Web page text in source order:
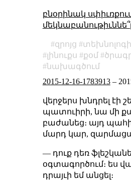
բնօրինակ
զրոյց
լինուքս
քօմ
նախագծում
2015-12-16-1783913–
վերջերս խնդրել էի
պատուիրի, նա մի
բաժանեց։ այդ
մարդ կար,
— դուք դեռ
օգտագործում։ ես
դրայւի եմ անցել։